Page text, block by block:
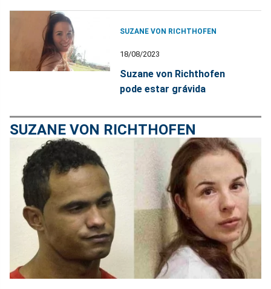
SUZANE VON RICHTHOFEN
18/08/2023
Suzane von Richthofen
pode estar grávida
SUZANE VON RICHTHOFEN